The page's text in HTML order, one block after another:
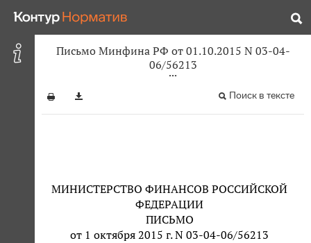
Письмо Минфина РФ от 01.10.2015 N 03-04-
06/56213
Поиск в тексте
МИНИСТЕРСТВО ФИНАНСОВ РОССИЙСКОЙ
ФЕДЕРАЦИИ
ПИСЬМО
от 1 октября 2015 г. N 03-04-06/56213